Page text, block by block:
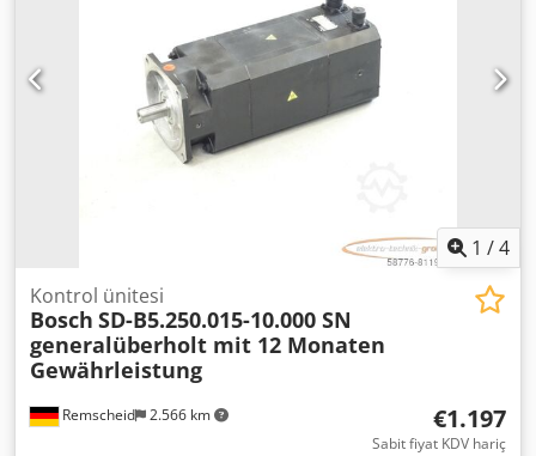
1 /4
Remscheid 2.566 km
Kontrol ünitesi
Bosch SD-B5.250.015-10.000 SN
generalüberholt mit 12 Monaten
Gewährleistung
€1.197
Sabit fiyat KDV hariç